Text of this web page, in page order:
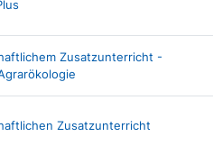
Zusatzunterricht -
Zusatzunterricht